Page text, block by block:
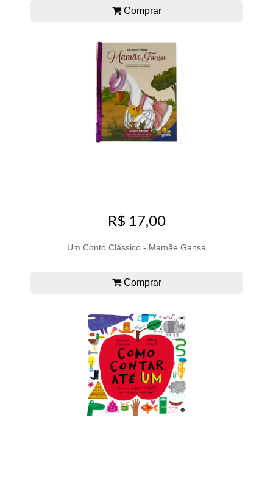
Comprar
R$ 17,00
Um Conto Clássico - Mamãe Gansa
Comprar